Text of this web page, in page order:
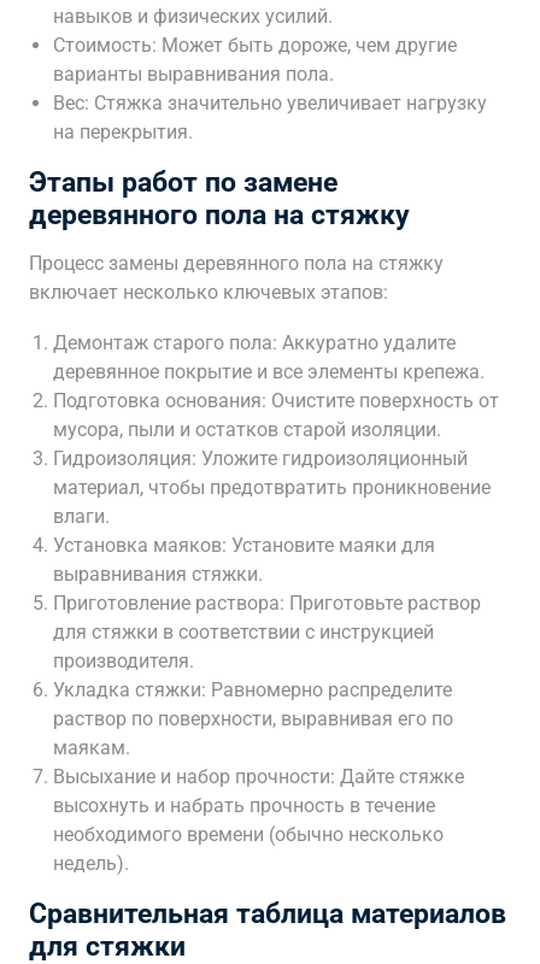
навыков и физических усилий.
Стоимость: Может быть дороже, чем другие
варианты выравнивания пола.
Вес: Стяжка значительно увеличивает нагрузку
на перекрытия.
Этапы работ по замене
деревянного пола на стяжку
Процесс замены деревянного пола на стяжку
включает несколько ключевых этапов:
Демонтаж старого пола: Аккуратно удалите
деревянное покрытие и все элементы крепежа.
Подготовка основания: Очистите поверхность от
мусора, пыли и остатков старой изоляции.
Гидроизоляция: Уложите гидроизоляционный
материал, чтобы предотвратить проникновение
влаги.
Установка маяков: Установите маяки для
выравнивания стяжки.
Приготовление раствора: Приготовьте раствор
для стяжки в соответствии с инструкцией
производителя.
Укладка стяжки: Равномерно распределите
раствор по поверхности, выравнивая его по
маякам.
Высыхание и набор прочности: Дайте стяжке
высохнуть и набрать прочность в течение
необходимого времени (обычно несколько
недель).
Сравнительная таблица материалов
для стяжки